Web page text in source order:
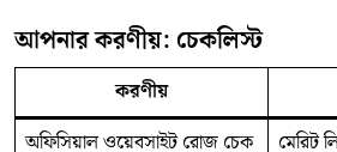
আপনার করণীয়: চেকলিস্ট
করণীয়
অফিসিয়াল ওয়েবসাইট রোজ চেক
মেরিট